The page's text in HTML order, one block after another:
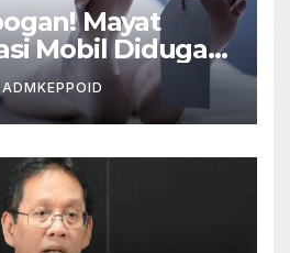
Mayat
Mobil Diduga
Bos Konter
ADMKEPPOID